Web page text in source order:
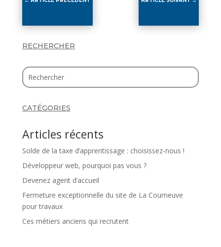
RECHERCHER
CATÉGORIES
Articles récents
Solde de la taxe d’apprentissage : choisissez-nous !
Développeur web, pourquoi pas vous ?
Devenez agent d’accueil
Fermeture exceptionnelle du site de La Courneuve
pour travaux
Ces métiers anciens qui recrutent